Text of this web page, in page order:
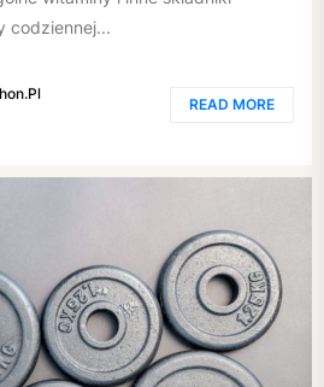
codziennej...
READ MORE